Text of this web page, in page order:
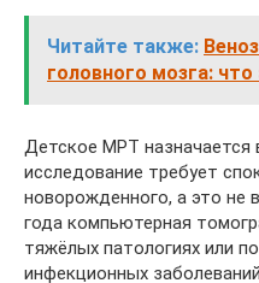
Читайте также:
головного мозга:
Детское МРТ назначается
исследование требует
новорожденного, а это не
года компьютерная
тяжёлых патологиях или
инфекционных